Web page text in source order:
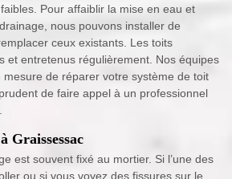
Pour affaiblir la mise en eau et
nous pouvons installer de
ceux existants. Les toits
et entretenus régulièrement. Nos équipes
de réparer votre système de toit
de faire appel à un professionnel
Graissessac
est souvent fixé au mortier. Si l’une des
ou si vous voyez des fissures sur le